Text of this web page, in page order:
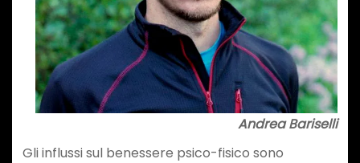
Andrea Bariselli
Gli influssi sul benessere psico-fisico sono